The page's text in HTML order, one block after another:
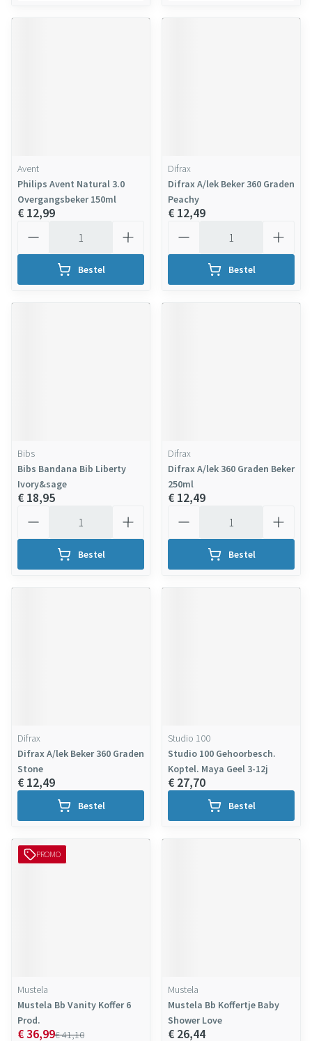
Avent
Philips Avent Natural 3.0
Overgangsbeker 150ml
€ 12,99
Bestel
Difrax
Difrax A/lek Beker 360 Graden
Peachy
€ 12,49
Bestel
Bibs
Bibs Bandana Bib Liberty
Ivory&sage
€ 18,95
Bestel
Difrax
Difrax A/lek 360 Graden Beker
250ml
€ 12,49
Bestel
Difrax
Difrax A/lek Beker 360 Graden
Stone
€ 12,49
Bestel
Studio 100
Studio 100 Gehoorbesch.
Koptel. Maya Geel 3-12j
€ 27,70
Bestel
PROMO
Mustela
Mustela Bb Vanity Koffer 6
Prod.
€ 41,10
€ 36,99
Mustela
Mustela Bb Koffertje Baby
Shower Love
€ 26,44